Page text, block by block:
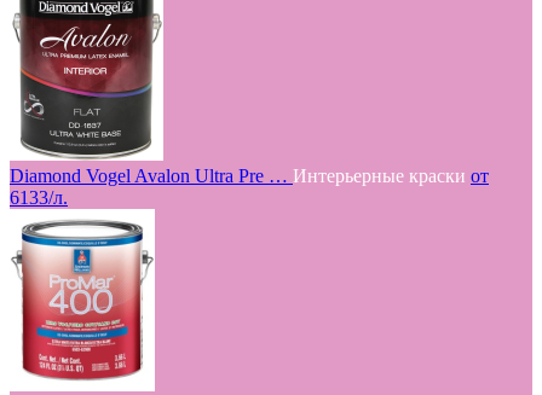
Diamond Vogel Avalon Ultra Pre … Интерьерные краски от
6133/л.